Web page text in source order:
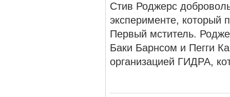
Стив Роджерс
эксперименте, который
Первый мститель.
Баки Барнсом и Пегги
организацией ГИДРА,